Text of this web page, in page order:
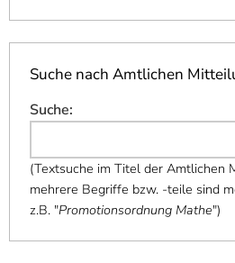
Suche nach Amtlichen
Suche:
(Textsuche im Titel der Amtlichen
mehrere Begriffe bzw. -teile sind
z.B. "Promotionsordnung Mathe")